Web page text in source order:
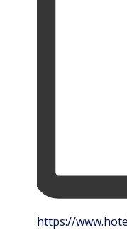
Website
https://